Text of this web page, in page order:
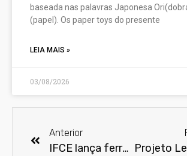
baseada nas palavras Japonesa
(papel). Os paper toys do presente
LEIA MAIS »
03/08/2026
Anterior
IFCE lança ferramenta de autodescrição para deficientes visuais